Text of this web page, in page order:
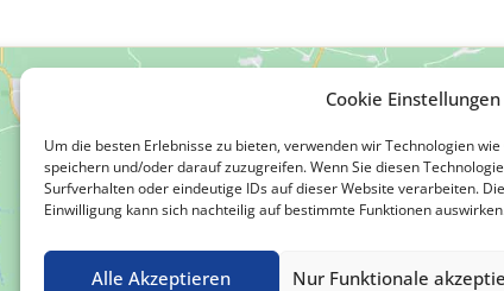
Cookie Einstellungen
Um die besten Erlebnisse zu bieten, verwenden wir Technologien
speichern und/oder darauf zuzugreifen. Wenn Sie diesen
Surfverhalten oder eindeutige IDs auf dieser Website verarbeiten.
Einwilligung kann sich nachteilig auf bestimmte Funktionen
Alle Akzeptieren Nur Funktionale